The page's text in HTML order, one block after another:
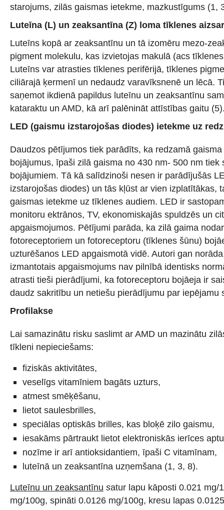
starojums, zilās gaismas ietekme, mazkustīgums (1,
Luteīna (L) un zeaksantīna (Z) loma tīklenes
Luteīns kopā ar zeaksantīnu un tā izomēru mezo-
pigment molekulu, kas izvietojas makulā (acs
Luteīns var atrasties tīklenes perifērijā, tīklenes
ciliārajā ķermenī un nedaudz varavīksnenē un lēcā.
saņemot ikdienā papildus luteīnu un zeaksantīnu
kataraktu un AMD, kā arī palēnināt attīstības gaitu
LED (gaismu izstarojošas diodes) ietekme uz
Daudzos pētījumos tiek parādīts, ka redzamā
bojājumus, īpaši zilā gaisma no 430 nm- 500 nm tiek
bojājumiem. Tā kā salīdzinoši nesen ir parādījušās
izstarojošas diodes) un tās kļūst ar vien izplatītākas,
gaismas ietekme uz tīklenes audiem. LED ir
monitoru ektrānos, TV, ekonomiskajās spuldzēs un
apgaismojumos. Pētījumi parāda, ka zilā gaima
fotoreceptoriem un fotoreceptoru (tīklenes šūnu)
uzturēšanos LED apgaismotā vidē. Autori gan
izmantotais apgaismojums nav pilnībā identisks
atrasti tieši pierādījumi, ka fotoreceptoru bojāeja ir
daudz sakritību un netiešu pierādījumu par iepējamu
Profilakse
Lai samazinātu risku saslimt ar AMD un mazinātu
tīkleni nepieciešams:
fiziskās aktivitātes,
veselīgs vitamīniem bagāts uzturs,
atmest smēķēšanu,
lietot saulesbrilles,
speciālas optiskās brilles, kas bloķē zilo gaismu,
iesakāms pārtraukt lietot elektroniskās ierīces
nozīme ir arī antioksidantiem, īpaši C vitamīnam,
luteīnā un zeaksantīna uzņemšana (1, 3, 8).
Luteīnu un zeaksantīnu satur lapu kāposti 0.021 mg/
mg/100g, spināti 0.0126 mg/100g, kresu lapas